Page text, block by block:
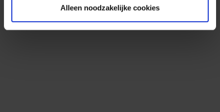
Alleen noodzakelijke cookies
verschillende
cybersecuritydisciplines,